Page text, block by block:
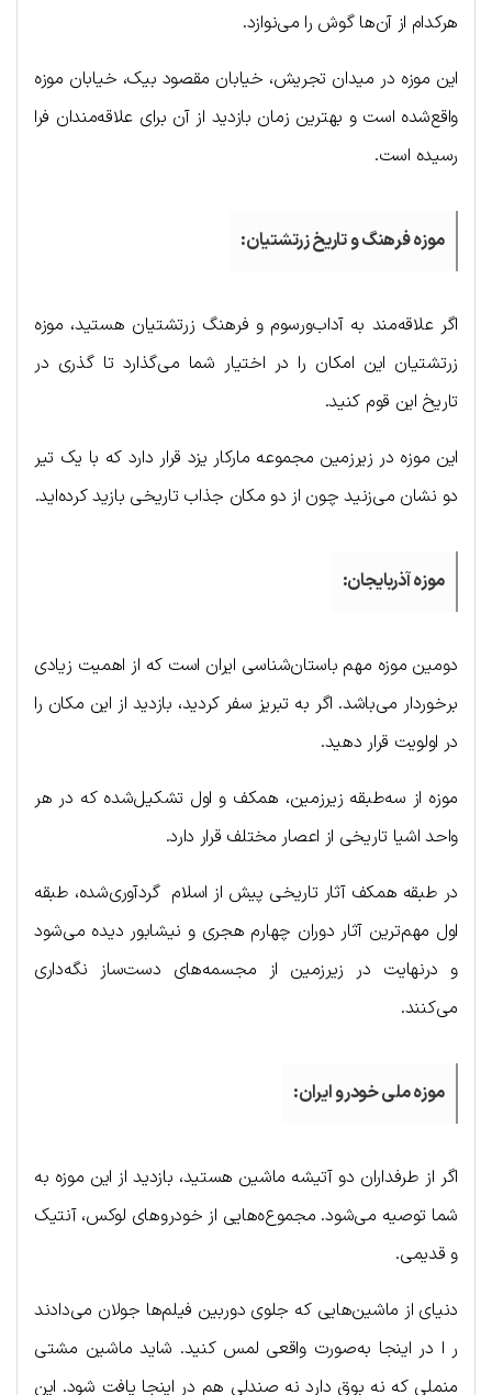
هرکدام از آن‌ها گوش را می‌نوازد.
این موزه در میدان تجریش، خیابان مقصود بیک، خیابان موزه
واقع‌شده است و بهترین زمان بازدید از آن برای علاقه‌مندان فرا
رسیده است.
موزه فرهنگ و تاریخ زرتشتیان:
اگر علاقه‌مند به آداب‌ورسوم و فرهنگ زرتشتیان هستید، موزه
زرتشتیان این امکان را در اختیار شما می‌گذارد تا گذری در
تاریخ این قوم کنید.
این موزه در زیرزمین مجموعه مارکار یزد قرار دارد که با یک تیر
دو نشان می‌زنید چون از دو مکان جذاب تاریخی بازید کرده‌اید.
موزه آذربایجان:
دومین موزه مهم باستان‌شناسی ایران است که از اهمیت زیادی
برخوردار می‌باشد. اگر به تبریز سفر کردید، بازدید از این مکان را
در اولویت قرار دهید.
موزه از سه‌طبقه زیرزمین، همکف و اول تشکیل‌شده که در هر
واحد اشیا تاریخی از اعصار مختلف قرار دارد.
در طبقه همکف آثار تاریخی پیش از اسلام گردآوری‌شده، طبقه
اول مهم‌ترین آثار دوران چهارم هجری و نیشابور دیده می‌شود
و درنهایت در زیرزمین از مجسمه‌های دست‌ساز نگه‌داری
می‌کنند.
موزه ملی خودرو ایران:
اگر از طرفداران دو آتیشه ماشین هستید، بازدید از این موزه به
شما توصیه می‌شود. مجموع‌ه‌هایی از خودروهای لوکس، آنتیک
و قدیمی.
دنیای از ماشین‌هایی که جلوی دوربین فیلم‌ها جولان می‌دادند
ر ا در اینجا به‌صورت واقعی لمس کنید. شاید ماشین مشتی
منملی که نه بوق دارد نه صندلی هم در اینجا یافت شود. این